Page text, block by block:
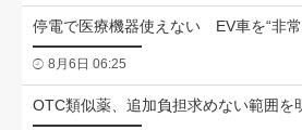
停電で医療機器使えない EV車を“非常
8月6日 06:25
OTC類似薬、追加負担求めない範囲を